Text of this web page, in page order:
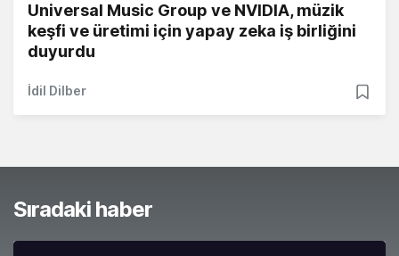
Universal Music Group ve NVIDIA, müzik
keşfi ve üretimi için yapay zeka iş birliğini
duyurdu
İdil Dilber
Sıradaki haber